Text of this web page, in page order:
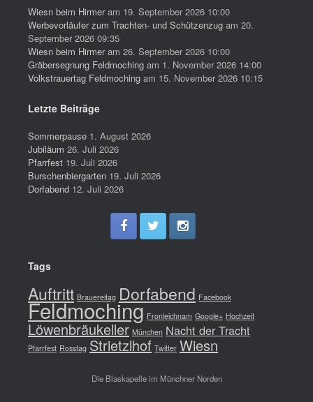
Wiesn beim Hirmeram 19. September 2026 10:00
Werbevorläufer zum Trachten- und Schützenzug am 20.
September 2026 09:35
Wiesn beim Hirmeram 26. September 2026 10:00
Gräbersegnung Feldmoching am 1. November 2026 14:00
Volkstrauertag Feldmoching am 15. November 2026 10:15
Letzte Beiträge
Sommerpause 1. August 2026
Jubiläum 26. Juli 2026
Pfarrfest 19. Juli 2026
Burschenbiergarten 19. Juli 2026
Dorfabend 12. Juli 2026
Tags
Auftritt Brauereitag Dorfabend Facebook
Feldmoching Fronleichnam Google+ Hochzeit
Löwenbräukeller München Nacht der Tracht
Pfarrfest Rosstag Strietzlhof Twitter Wiesn
Die Blaskapelle im Münchner Norden